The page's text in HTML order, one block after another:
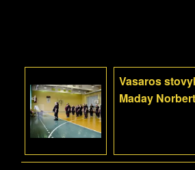
Vasaros
Maday Norbert